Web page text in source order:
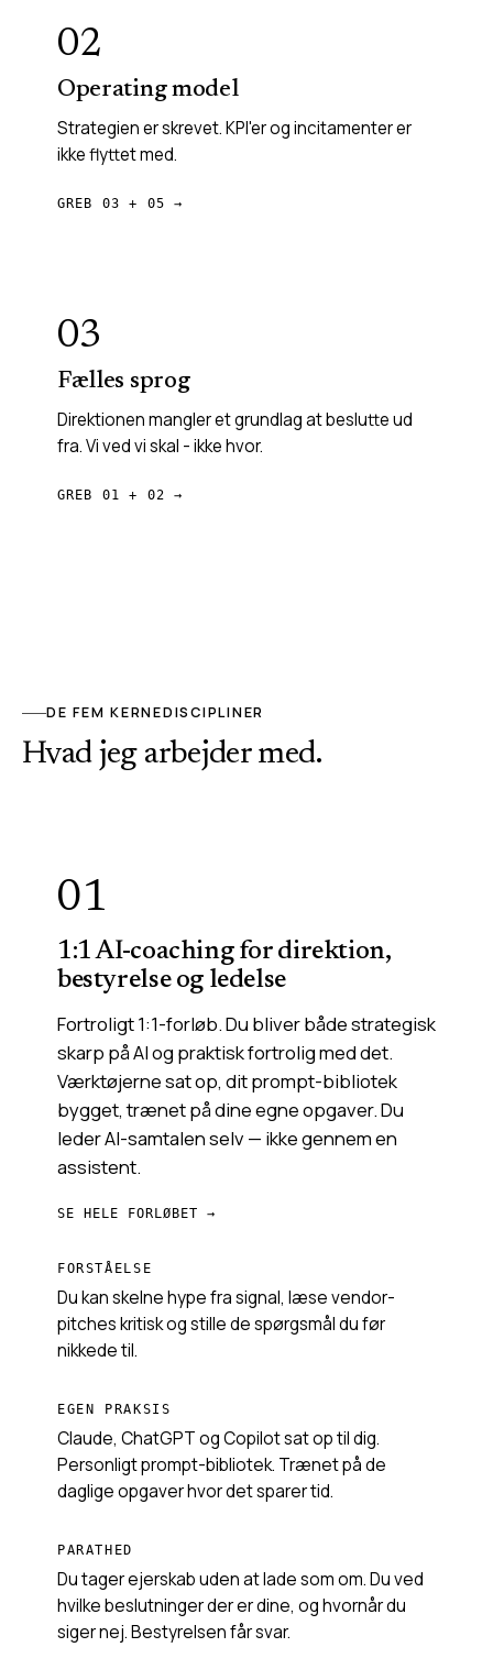
02
Operating model
Strategien er skrevet. KPI'er og incitamenter er
ikke flyttet med.
GREB 03 + 05 →
03
Fælles sprog
Direktionen mangler et grundlag at beslutte ud
fra. Vi ved vi skal - ikke hvor.
GREB 01 + 02 →
DE FEM KERNEDISCIPLINER
Hvad jeg arbejder med.
01
1:1 AI-coaching for direktion,
bestyrelse og ledelse
Fortroligt 1:1-forløb. Du bliver både strategisk
skarp på AI og praktisk fortrolig med det.
Værktøjerne sat op, dit prompt-bibliotek
bygget, trænet på dine egne opgaver. Du
leder AI-samtalen selv — ikke gennem en
assistent.
SE HELE FORLØBET →
FORSTÅELSE
Du kan skelne hype fra signal, læse vendor-
pitches kritisk og stille de spørgsmål du før
nikkede til.
EGEN PRAKSIS
Claude, ChatGPT og Copilot sat op til dig.
Personligt prompt-bibliotek. Trænet på de
daglige opgaver hvor det sparer tid.
PARATHED
Du tager ejerskab uden at lade som om. Du ved
hvilke beslutninger der er dine, og hvornår du
siger nej. Bestyrelsen får svar.